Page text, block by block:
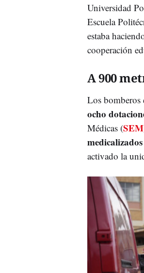
Universidad
Escuela
estaba
cooperación
A 900
Los bomberos
ocho
Médicas (SEM
medicalizados
activado la